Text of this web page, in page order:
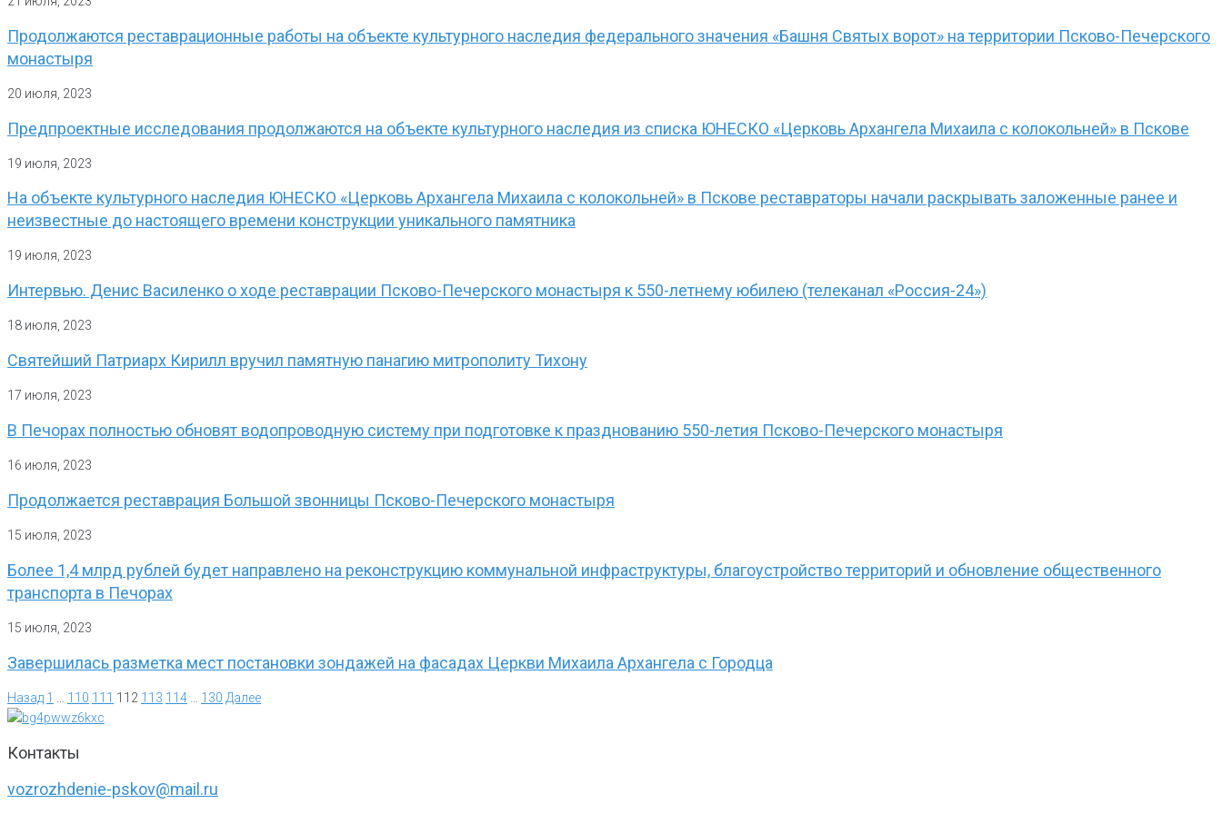
Продолжаются реставрационные работы на объекте культурного наследия федерального значения «Башня Святых ворот» на территории Псково-Печерского
монастыря
20 июля, 2023
Предпроектные исследования продолжаются на объекте культурного наследия из списка ЮНЕСКО «Церковь Архангела Михаила с колокольней» в Пскове
19 июля, 2023
На объекте культурного наследия ЮНЕСКО «Церковь Архангела Михаила с колокольней» в Пскове реставраторы начали раскрывать заложенные ранее и
неизвестные до настоящего времени конструкции уникального памятника
19 июля, 2023
Интервью. Денис Василенко о ходе реставрации Псково-Печерского монастыря к 550-летнему юбилею (телеканал «Россия-24»)
18 июля, 2023
Святейший Патриарх Кирилл вручил памятную панагию митрополиту Тихону
17 июля, 2023
В Печорах полностью обновят водопроводную систему при подготовке к празднованию 550-летия Псково-Печерского монастыря
16 июля, 2023
Продолжается реставрация Большой звонницы Псково-Печерского монастыря
15 июля, 2023
Более 1,4 млрд рублей будет направлено на реконструкцию коммунальной инфраструктуры, благоустройство территорий и обновление общественного
транспорта в Печорах
15 июля, 2023
Завершилась разметка мест постановки зондажей на фасадах Церкви Михаила Архангела с Городца
Назад 1 110 111 112 113 114 130 Далее
Контакты
vozrozhdenie-pskov@mail.ru